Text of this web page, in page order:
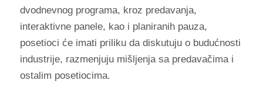
dvodnevnog programa, kroz predavanja,
interaktivne panele, kao i planiranih pauza,
posetioci će imati priliku da diskutuju o budućnosti
industrije, razmenjuju mišljenja sa predavačima i
ostalim posetiocima.